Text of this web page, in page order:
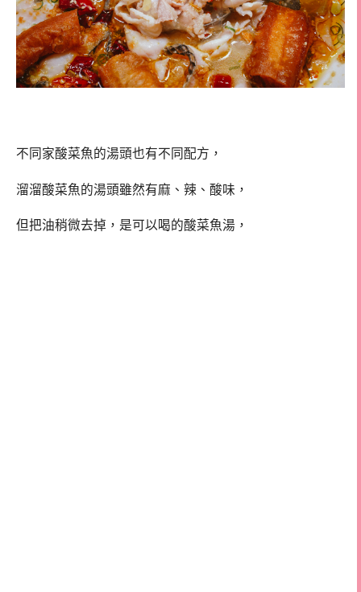
不同家酸菜魚的湯頭也有不同配方，
溜溜酸菜魚的湯頭雖然有麻、辣、酸味，
但把油稍微去掉，是可以喝的酸菜魚湯，